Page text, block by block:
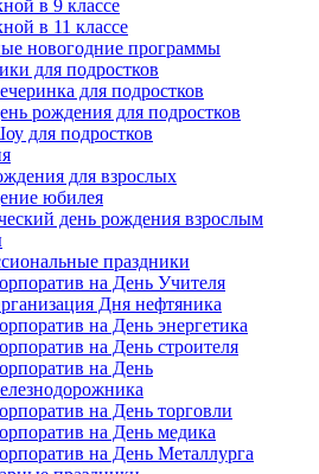
в 9 классе
в 11 классе
новогодние программы
для подростков
для подростков
рождения для подростков
для подростков
для взрослых
юбилея
день рождения взрослым
праздники
на День Учителя
Дня нефтяника
на День энергетика
на День строителя
на День
на День торговли
на День медика
на День Металлурга